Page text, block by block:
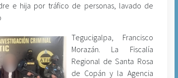
e hija por tráfico de personas, lavado de
Tegucigalpa, Francisco
Morazán. La Fiscalía
Regional de Santa Rosa
de Copán y la Agencia